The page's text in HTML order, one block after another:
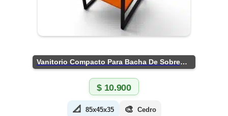
Vanitorio Compacto Para Bacha De Sobreponer
$10.900
📐 85x45x35 🎨 Cedro